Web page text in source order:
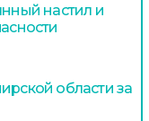
настил и
области за